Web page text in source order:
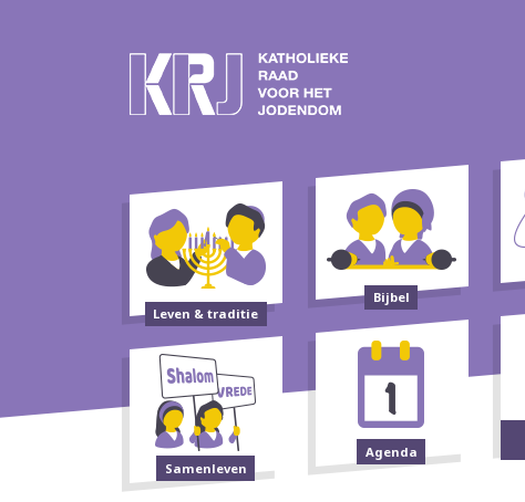
Leven & traditie
Bijbel
Samenleven
Agenda